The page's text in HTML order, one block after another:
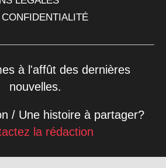
à l'affût des dernières
nouvelles.
/ Une histoire à partager?
la rédaction